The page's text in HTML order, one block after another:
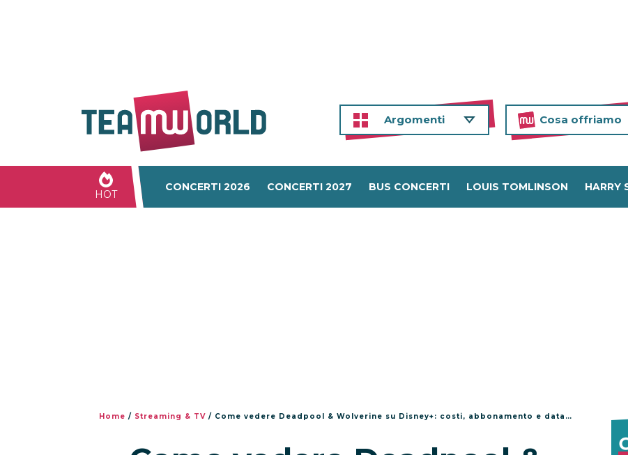
Argomenti Cosa offriamo
HOT
CONCERTI 2026 CONCERTI 2027 BUS CONCERTI LOUIS TOMLINSON HARRY
Home / Streaming & TV / Come vedere Deadpool & Wolverine su Disney+: costi, abbonamento e data di uscita